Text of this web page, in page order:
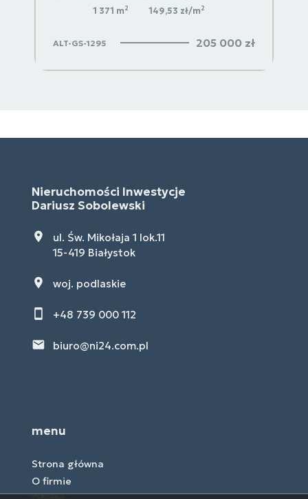
1 371 m2 149,53 zł/m2
ALT-GS-1295 205 000 zł
Nieruchomości Inwestycje
Dariusz Sobolewski
ul. Św. Mikołaja 1 lok.11
15-419 Białystok
woj. podlaskie
+48 739 000 112
biuro@ni24.com.pl
menu
Strona główna
O firmie